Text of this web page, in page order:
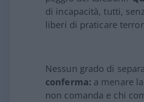
di incapacità, tutti,
liberi di praticare
Nessun grado di
conferma: a menare
non comanda e chi